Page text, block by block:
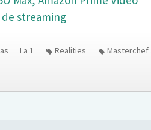
streaming
La 1 Realities Masterchef